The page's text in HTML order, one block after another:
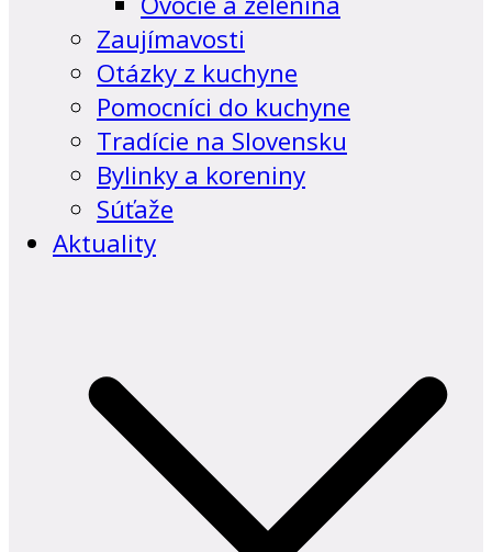
Zaujímavosti
Otázky z kuchyne
Pomocníci do kuchyne
Tradície na Slovensku
Bylinky a koreniny
Súťaže
Aktuality